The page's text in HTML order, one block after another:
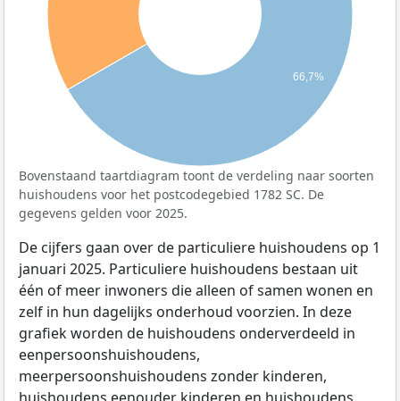
66,7%
Bovenstaand taartdiagram toont de verdeling naar soorten
huishoudens voor het postcodegebied 1782 SC. De
gegevens gelden voor 2025.
De cijfers gaan over de particuliere huishoudens op 1
januari 2025. Particuliere huishoudens bestaan uit
één of meer inwoners die alleen of samen wonen en
zelf in hun dagelijks onderhoud voorzien. In deze
grafiek worden de huishoudens onderverdeeld in
eenpersoonshuishoudens,
meerpersoonshuishoudens zonder kinderen,